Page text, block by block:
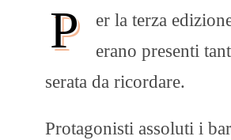
P
er la terza
erano presenti
serata da ricordare.
Protagonisti assoluti i